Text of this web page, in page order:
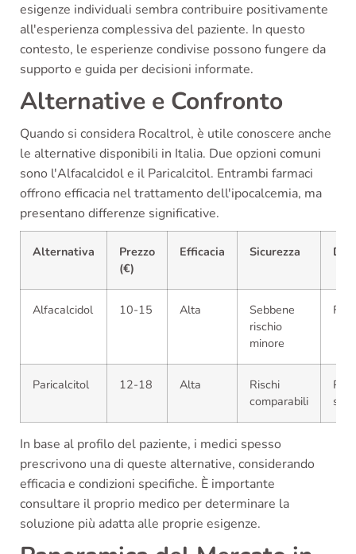
esigenze individuali sembra contribuire positivamente
all'esperienza complessiva del paziente. In questo
contesto, le esperienze condivise possono fungere da
supporto e guida per decisioni informate.
Alternative e Confronto
Quando si considera Rocaltrol, è utile conoscere anche
le alternative disponibili in Italia. Due opzioni comuni
sono l'Alfacalcidol e il Paricalcitol. Entrambi farmaci
offrono efficacia nel trattamento dell'ipocalcemia, ma
presentano differenze significative.
Alternativa
Prezzo
(€)
Efficacia Sicurezza
Alfacalcidol 10-15 Alta
Sebbene
rischio
minore
Paricalcitol 12-18 Alta
Rischi
comparabili
solo
In base al profilo del paziente, i medici spesso
prescrivono una di queste alternative, considerando
efficacia e condizioni specifiche. È importante
consultare il proprio medico per determinare la
soluzione più adatta alle proprie esigenze.